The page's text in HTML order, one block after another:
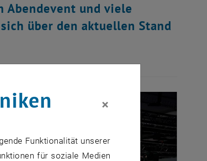
Abendevent und viele
über den aktuellen Stand
×
Funktionalität unserer
für soziale Medien